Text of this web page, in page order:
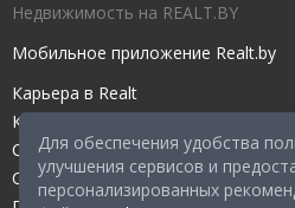
Для обеспечения удобства
улучшения сервисов и
персонализированных
Недвижимость на REALT.BY
Мобильное приложение Realt.by
Карьера в Realt
Контакты редакции
Справочный центр
Служба поддержки